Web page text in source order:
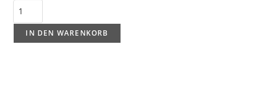
IN DEN WARENKORB